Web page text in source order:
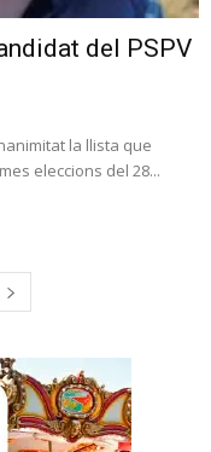
del PSPV
la llista que
eleccions del 28...